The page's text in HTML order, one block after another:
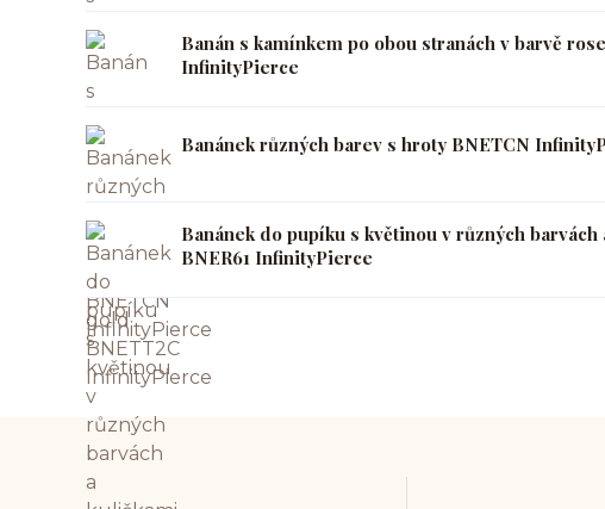
Banán s kamínkem po obou stranách v barvě
InfinityPierce
Banánek různých barev s hroty BNETCN
Banánek do pupíku s květinou v různých barvách
BNER61 InfinityPierce